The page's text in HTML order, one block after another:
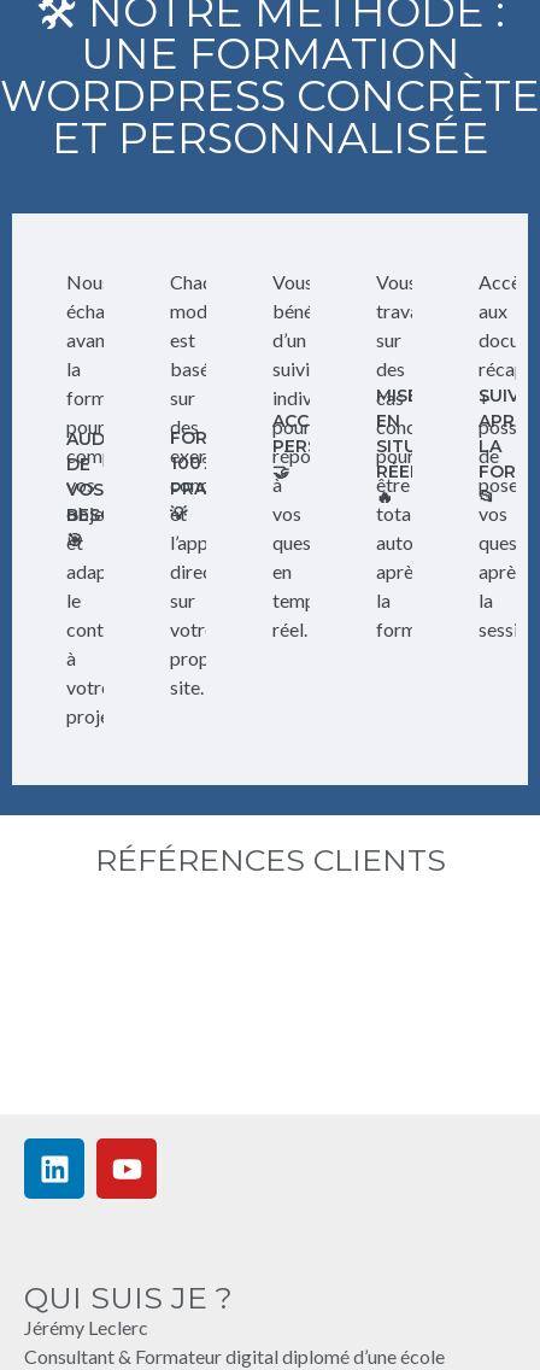
🛠️ NOTRE MÉTHODE :
UNE FORMATION
WORDPRESS CONCRÈTE
ET PERSONNALISÉE
AUDIT
DE
VOS
BESOINS
🎯
Nous
échangeons
avant
la
formation
pour
comprendre
vos
objectifs
et
adapter
le
contenu
à
votre
projet.
FORMATION
100%
PRATIQUE
💡
Chaque
module
est
basé
sur
des
exercices
concrets
et
l’application
directe
sur
votre
propre
site.
ACCOMPAGNEMENT
PERSONNALISÉ
🤝
Vous
bénéficiez
d’un
suivi
individuel
pour
répondre
à
vos
questions
en
temps
réel.
MISES
EN
SITUATION
RÉELLES
🔥
Vous
travaillez
sur
des
cas
concrets
pour
être
totalement
autonome
après
la
formation.
SUIVI
APRÈS
LA
📂
Accès
aux
+
de
poser
vos
après
la
RÉFÉRENCES CLIENTS
QUI SUIS JE ?
Jérémy Leclerc
Consultant & Formateur digital diplomé d’une école